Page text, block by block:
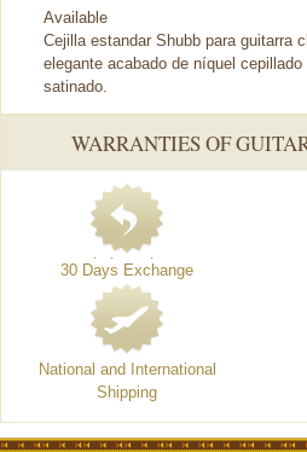
Available
Cejilla estandar Shubb para guitarra
elegante acabado de níquel
satinado.
WARRANTIES OF
30 Days Exchange
National and International
Shipping